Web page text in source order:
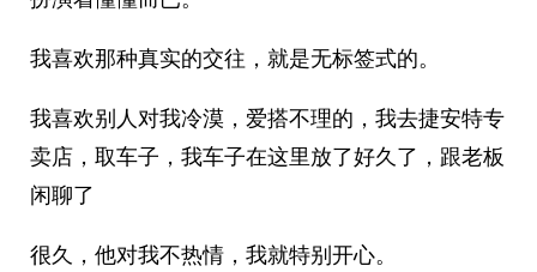
我喜欢那种真实的交往，就是无标签式的。
我喜欢别人对我冷漠，爱搭不理的，我去捷安特专
卖店，取车子，我车子在这里放了好久了，跟老板
闲聊了
很久，他对我不热情，我就特别开心。